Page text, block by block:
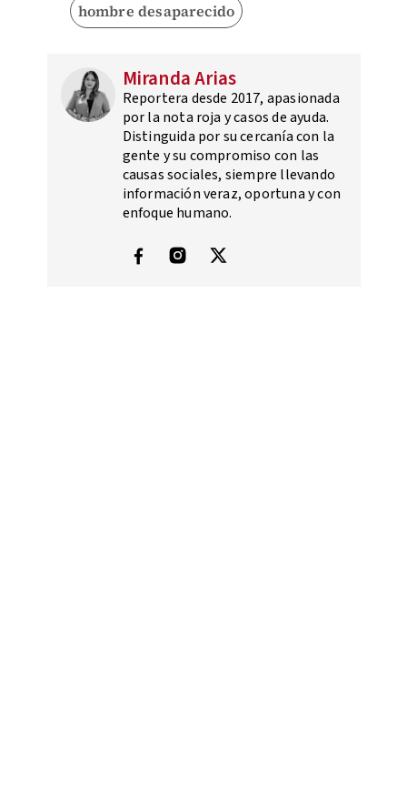
hombre desaparecido
Miranda Arias
Reportera desde 2017, apasionada
por la nota roja y casos de ayuda.
Distinguida por su cercanía con la
gente y su compromiso con las
causas sociales, siempre llevando
información veraz, oportuna y con
enfoque humano.